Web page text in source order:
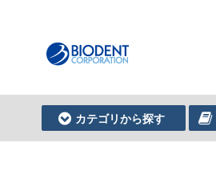
カテゴリから探す